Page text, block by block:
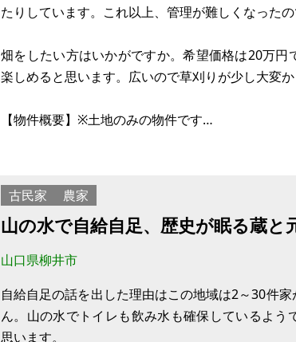
たりしています。これ以上、管理が難しくなったの
畑をしたい方はいかがですか。希望価格は20万
楽しめると思います。広いので草刈りが少し大変か
【物件概要】※土地のみの物件です
建物：
構造：
現況：畑
※当該土地は農地であるため、農地法が適用され
ちの方のみとなります。
古民家 農家
山の水で自給自足、歴史が眠る蔵と
山口県柳井市
自給自足の話を出した理由はこの地域は2～30件
ん。山の水でトイレも飲み水も確保しているよう
思います。